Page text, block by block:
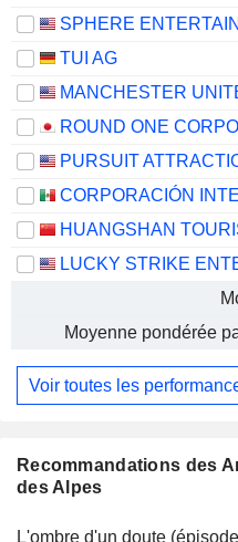
Recommandations des
des Alpes
L'ombre d'un doute
TUI AG
Moyenne pondérée
Voir toutes les